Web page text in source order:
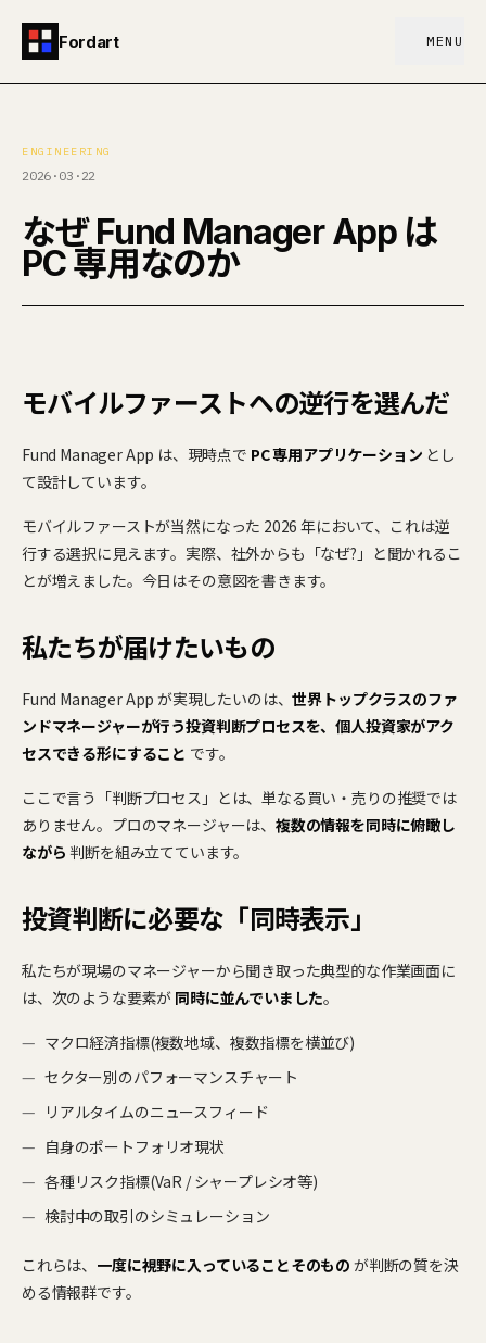
Fordart MENU
ENGINEERING
2026·03·22
なぜ Fund Manager App は
PC 専用なのか
モバイルファーストへの逆行を選んだ
Fund Manager App は、現時点で PC 専用アプリケーション とし
て設計しています。
モバイルファーストが当然になった 2026 年において、これは逆
行する選択に見えます。実際、社外からも「なぜ?」と聞かれるこ
とが増えました。今日はその意図を書きます。
私たちが届けたいもの
Fund Manager App が実現したいのは、世界トップクラスのファ
ンドマネージャーが行う投資判断プロセスを、個人投資家がアク
セスできる形にすること です。
ここで言う「判断プロセス」とは、単なる買い・売りの推奨では
ありません。プロのマネージャーは、複数の情報を同時に俯瞰し
ながら 判断を組み立てています。
投資判断に必要な「同時表示」
私たちが現場のマネージャーから聞き取った典型的な作業画面に
は、次のような要素が 同時に並んでいました。
マクロ経済指標(複数地域、複数指標を横並び)
セクター別のパフォーマンスチャート
リアルタイムのニュースフィード
自身のポートフォリオ現状
各種リスク指標(VaR / シャープレシオ等)
検討中の取引のシミュレーション
これらは、 一度に視野に入っていることそのもの が判断の質を決
める情報群です。